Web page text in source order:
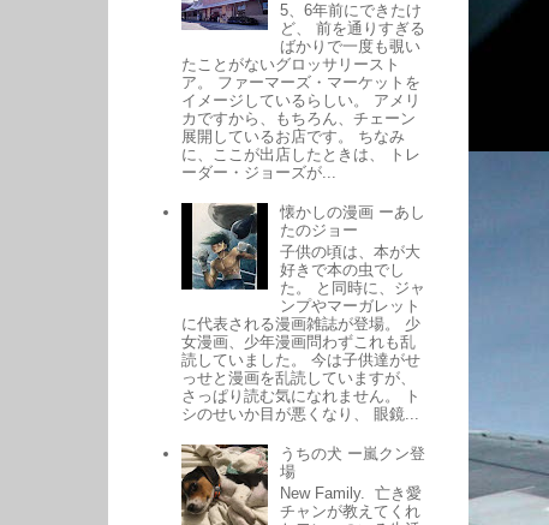
5、6年前にできたけ
ど、 前を通りすぎる
ばかりで一度も覗い
たことがないグロッサリースト
ア。 ファーマーズ・マーケットを
イメージしているらしい。 アメリ
カですから、もちろん、チェーン
展開しているお店です。 ちなみ
に、ここが出店したときは、 トレ
ーダー・ジョーズが...
懐かしの漫画 ーあし
たのジョー
子供の頃は、本が大
好きで本の虫でし
た。 と同時に、ジャ
ンプやマーガレット
に代表される漫画雑誌が登場。 少
女漫画、少年漫画問わずこれも乱
読していました。 今は子供達がせ
っせと漫画を乱読していますが、
さっぱり読む気になれません。 ト
シのせいか目が悪くなり、 眼鏡...
うちの犬 ー嵐クン登
場
New Family. 亡き愛
チャンが教えてくれ